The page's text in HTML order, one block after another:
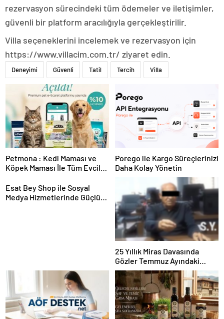
rezervasyon sürecindeki tüm ödemeler ve iletişimler,
güvenli bir platform aracılığıyla gerçekleştirilir.
Villa seçeneklerini incelemek ve rezervasyon için
https://www.villacim.com.tr/ ziyaret edin.
Deneyimi Güvenli Tatil Tercih Villa
Petmona : Kedi Maması ve
Köpek Maması İle Tüm Evcil
Porego ile Kargo Süreçlerinizi
Daha Kolay Yönetin
Esat Bey Shop ile Sosyal
Medya Hizmetlerinde Güçlü
25 Yıllık Miras Davasında
Gözler Temmuz Ayındaki
Karar Duruşmasına Çevrildi